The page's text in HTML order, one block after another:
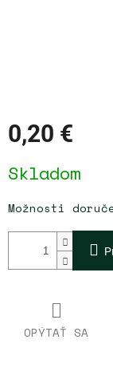
0,20 €
cena:
Skladom
Možnosti
OPÝTAŤ SA